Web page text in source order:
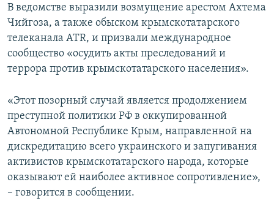
В ведомстве выразили возмущение арестом Ахтема
Чийгоза, а также обыском крымскотатарского
телеканала ATR, и призвали международное
сообщество «осудить акты преследований и
террора против крымскотатарского населения».
«Этот позорный случай является продолжением
преступной политики РФ в оккупированной
Автономной Республике Крым, направленной на
дискредитацию всего украинского и запугивания
активистов крымскотатарского народа, которые
оказывают ей наиболее активное сопротивление»,
– говорится в сообщении.